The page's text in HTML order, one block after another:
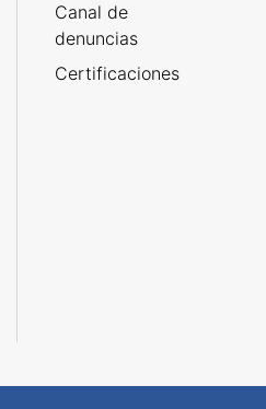
Canal de
denuncias
Certificaciones